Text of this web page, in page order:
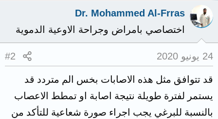
Dr. Mohammed Al-Frras
اختصاصي بامراض وجراحة الاوعية الدموية
24 يونيو 2020 #2
قد تتوافق مثل هذه الاصابات بخس الم متردد قد
يستمر لفترة طويلة نتيجة اصابة او تمطط الاعصاب
بالنسبة للبرغي يجب اجراء صورة شعاعية للتأكد من